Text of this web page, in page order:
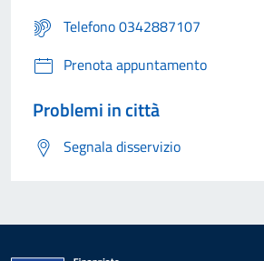
Telefono 0342887107
Prenota appuntamento
Problemi in città
Segnala disservizio